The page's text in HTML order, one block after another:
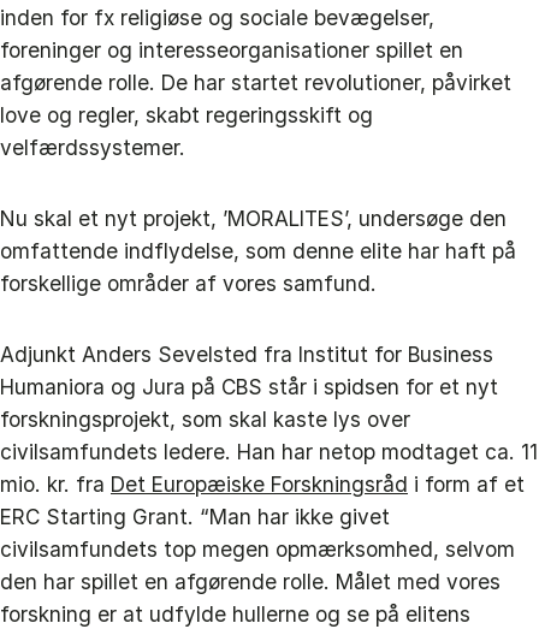
inden for fx religiøse og sociale bevægelser,
foreninger og interesseorganisationer spillet en
afgørende rolle. De har startet revolutioner, påvirket
love og regler, skabt regeringsskift og
velfærdssystemer.
Nu skal et nyt projekt, ’MORALITES’, undersøge den
omfattende indflydelse, som denne elite har haft på
forskellige områder af vores samfund.
Adjunkt Anders Sevelsted fra Institut for Business
Humaniora og Jura på CBS står i spidsen for et nyt
forskningsprojekt, som skal kaste lys over
civilsamfundets ledere. Han har netop modtaget ca. 11
mio. kr. fra Det Europæiske Forskningsråd i form af et
ERC Starting Grant. “Man har ikke givet
civilsamfundets top megen opmærksomhed, selvom
den har spillet en afgørende rolle. Målet med vores
forskning er at udfylde hullerne og se på elitens